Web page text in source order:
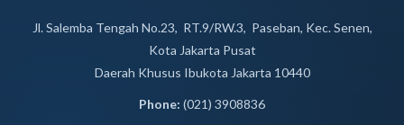
Jl. Salemba Tengah No.23, RT.9/RW.3, Paseban, Kec. Senen,
Kota Jakarta Pusat
Daerah Khusus Ibukota Jakarta 10440
Phone: (021) 3908836